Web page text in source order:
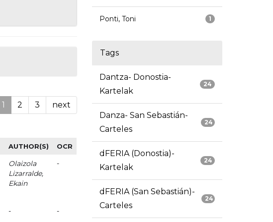
1 2 3 next
AUTHOR(S) OCR
Olaizola
Lizarralde,
Ekain
-
- -
1
Ponti, Toni
Tags
24
Dantza- Donostia-
Kartelak
24
Danza- San Sebastián-
Carteles
24
dFERIA (Donostia)-
Kartelak
24
dFERIA (San Sebastián)-
Carteles